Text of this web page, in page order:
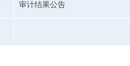
审计结果公告